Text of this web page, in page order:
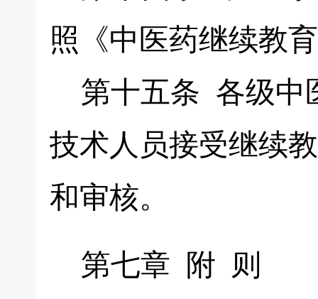
照《中医药继续教
第十五条 各级中
技术人员接受继续
和审核。
第七章 附 则